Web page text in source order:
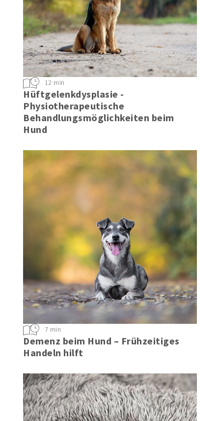
Hüftgelenkdysplasie -
Physiotherapeutische
Behandlungsmöglichkeiten beim
Hund
12 min
Demenz beim Hund – Frühzeitiges
Handeln hilft
7 min